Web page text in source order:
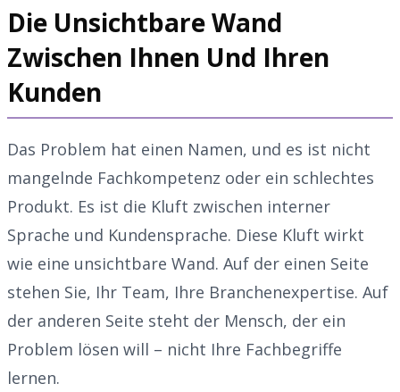
Die Unsichtbare Wand
Zwischen Ihnen Und Ihren
Kunden
Das Problem hat einen Namen, und es ist nicht
mangelnde Fachkompetenz oder ein schlechtes
Produkt. Es ist die Kluft zwischen interner
Sprache und Kundensprache. Diese Kluft wirkt
wie eine unsichtbare Wand. Auf der einen Seite
stehen Sie, Ihr Team, Ihre Branchenexpertise. Auf
der anderen Seite steht der Mensch, der ein
Problem lösen will – nicht Ihre Fachbegriffe
lernen.